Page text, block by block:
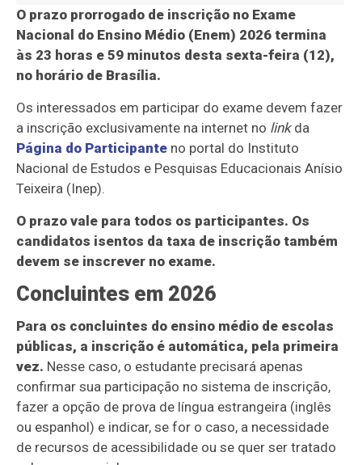
O prazo prorrogado de inscrição no Exame
Nacional do Ensino Médio (Enem) 2026 termina
às 23 horas e 59 minutos desta sexta-feira (12),
no horário de Brasília.
Os interessados em participar do exame devem fazer
a inscrição exclusivamente na internet no linkda
Página do Participante no portal do Instituto
Nacional de Estudos e Pesquisas Educacionais Anísio
Teixeira (Inep).
O prazo vale para todos os participantes. Os
candidatos isentos da taxa de inscrição também
devem se inscrever no exame.
Concluintes em 2026
Para os concluintes do ensino médio de escolas
públicas, a inscrição é automática, pela primeira
vez. Nesse caso, o estudante precisará apenas
confirmar sua participação no sistema de inscrição,
fazer a opção de prova de língua estrangeira (inglês
ou espanhol) e indicar, se for o caso, a necessidade
de recursos de acessibilidade ou se quer ser tratado